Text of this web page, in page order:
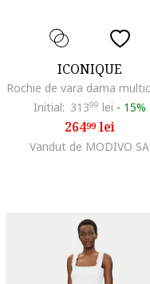
ICONIQUE
Initial: 31399 lei - 15%
26499lei
Vandut de MODIVO SA